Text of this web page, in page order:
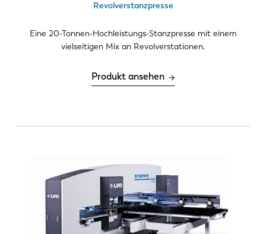
Revolverstanzpresse
Eine 20-Tonnen-Hochleistungs-Stanzpresse mit einem
vielseitigen Mix an Revolverstationen.
Produkt ansehen
PL SK